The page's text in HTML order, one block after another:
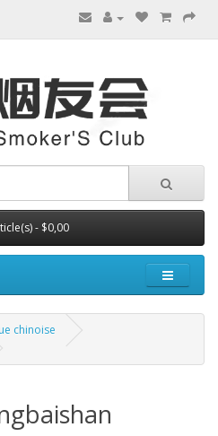
- $0,00
chinoise